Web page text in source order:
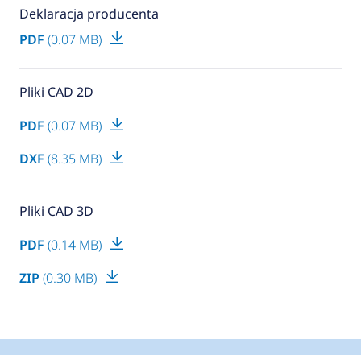
Deklaracja producenta
PDF (0.07 MB)
Pliki CAD 2D
PDF (0.07 MB)
DXF (8.35 MB)
Pliki CAD 3D
PDF (0.14 MB)
ZIP (0.30 MB)